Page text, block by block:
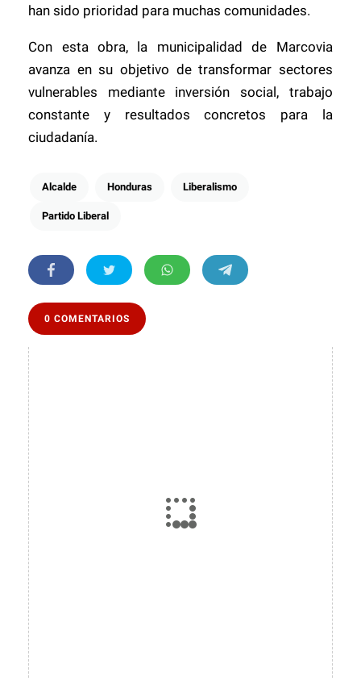
han sido prioridad para muchas comunidades.
Con esta obra, la municipalidad de Marcovia
avanza en su objetivo de transformar sectores
vulnerables mediante inversión social, trabajo
constante y resultados concretos para la
ciudadanía.
Alcalde Honduras Liberalismo
Partido Liberal
0 COMENTARIOS